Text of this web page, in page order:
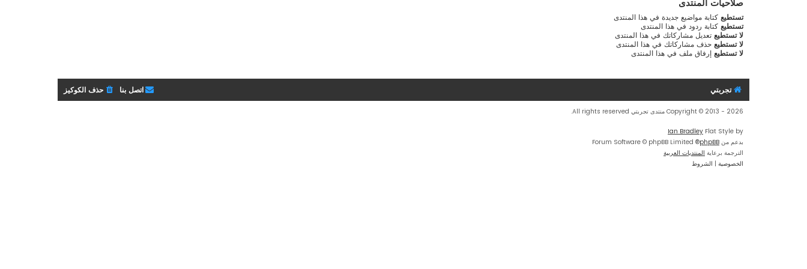
صلاحيات المنتدى
تستطيع كتابة مواضيع جديدة في هذا المنتدى
تستطيع كتابة ردود في هذا المنتدى
لا تستطيع تعديل مشاركاتك في هذا المنتدى
لا تستطيع حذف مشاركاتك في هذا المنتدى
لا تستطيع إرفاق ملف في هذا المنتدى
تجربتي حذف الكوكيز اتصل بنا
Copyright © 2013 - 2026 منتدى تجربتي All rights reserved.
Flat Style by
Ian Bradley
بدعم من phpBB
® Forum Software © phpBB Limited
الترجمة برعاية المنتديات العربية
الخصوصية | الشروط